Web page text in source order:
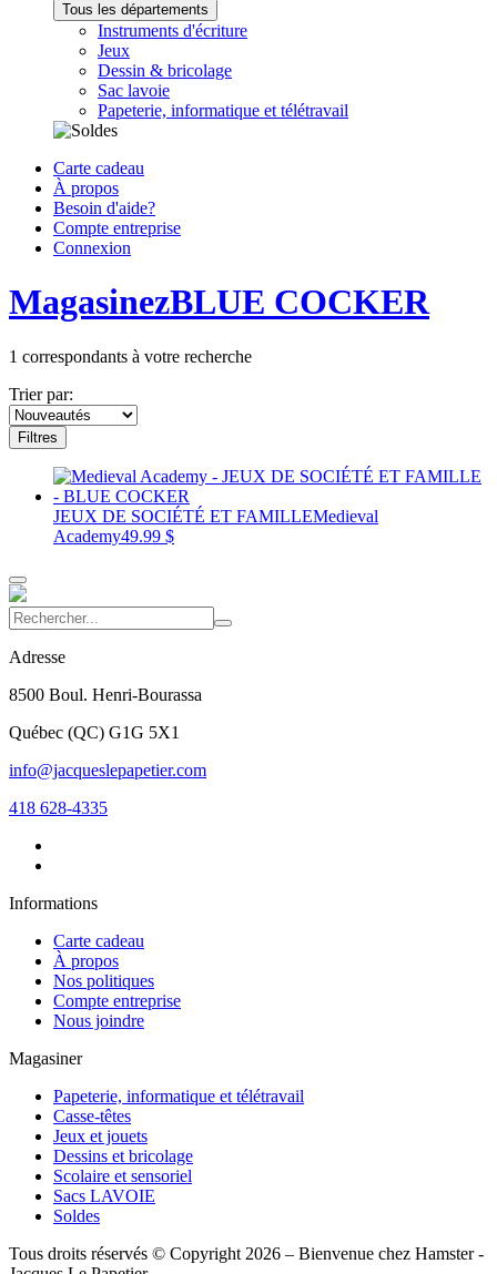
Tous les départements
Instruments d'écriture
Jeux
Dessin & bricolage
Sac lavoie
Papeterie, informatique et télétravail
Carte cadeau
À propos
Besoin d'aide?
Compte entreprise
Connexion
MagasinezBLUE COCKER
1 correspondants à votre recherche
Trier par:
Filtres
JEUX DE SOCIÉTÉ ET FAMILLEMedieval
Academy49.99 $
Adresse
8500 Boul. Henri-Bourassa
Québec (QC) G1G 5X1
info@jacqueslepapetier.com
418 628-4335
Informations
Carte cadeau
À propos
Nos politiques
Compte entreprise
Nous joindre
Magasiner
Papeterie, informatique et télétravail
Casse-têtes
Jeux et jouets
Dessins et bricolage
Scolaire et sensoriel
Sacs LAVOIE
Soldes
Tous droits réservés © Copyright 2026 – Bienvenue chez Hamster -